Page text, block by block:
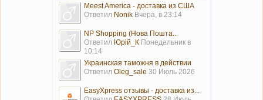
Meest America - доставка из США
Ответил Nonik Вчера, в 23:14
NP Shopping (Нова Пошта...
Ответил Юрій_К Понедельник в
10:14
Украинская таможня в действии
Ответил Oleg_sale 30 Июль 2026
EasyXpress отзывы - доставка из...